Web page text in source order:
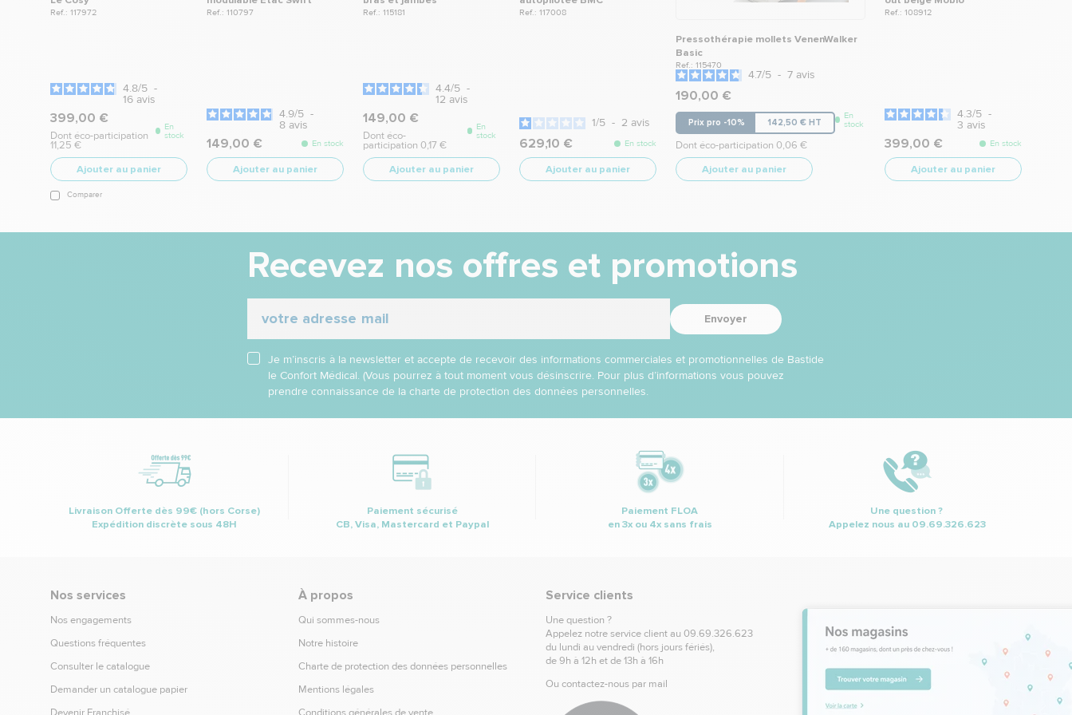
Ref.: 117972
4.8/5 -
16 avis
En
stock
399,00 €
Dont éco-participation
11,25 €
Ajouter au panier
Comparer
Ref.: 110797
4.9/5 -
8 avis
En stock
149,00 €
Ajouter au panier
Ref.: 115181
4.4/5 -
12 avis
En
stock
149,00 €
Dont éco-
participation 0,17 €
Ajouter au panier
Ref.: 117008
1/5 - 2 avis
En stock
629,10 €
Ajouter au panier
Pressothérapie mollets VenenWalker
Basic
Ref.: 115470
4.7/5 - 7 avis
En
stock
190,00 €
Prix pro -10% 142,50 € HT
Dont éco-participation 0,06 €
Ajouter au panier
Ref.: 108912
4.3/5 -
3 avis
En stock
399,00 €
Ajouter au panier
Recevez nos offres et promotions
Envoyer
Je m’inscris à la newsletter et accepte de recevoir des informations commerciales et promotionnelles de Bastide
le Confort Médical. (Vous pourrez à tout moment vous désinscrire. Pour plus d’informations vous pouvez
prendre connaissance de la charte de protection des données personnelles.
Livraison Offerte dès 99€ (hors Corse)
Expédition discrète sous 48H
Paiement sécurisé
CB, Visa, Mastercard et Paypal
Paiement FLOA
en 3x ou 4x sans frais
Une question ?
Appelez nous au 09.69.326.623
Nos services
Nos engagements
Questions fréquentes
Consulter le catalogue
Demander un catalogue papier
À propos
Qui sommes-nous
Notre histoire
Charte de protection des données personnelles
Mentions légales
Service clients
Une question ?
Appelez notre service client au 09.69.326.623
du lundi au vendredi (hors jours fériés),
de 9h à 12h et de 13h à 16h
Ou contactez-nous par mail